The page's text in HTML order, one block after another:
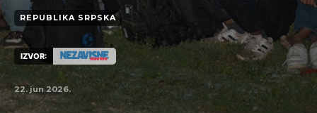
REPUBLIKA SRPSKA
IZVOR:
22. jun 2026.